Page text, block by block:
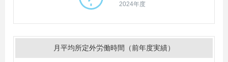
2024年度
月平均所定外労働時間（前年度実績）